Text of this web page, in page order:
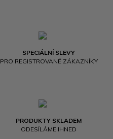
SPECIÁLNÍ SLEVY
PRO REGISTROVANÉ ZÁKAZNÍKY
PRODUKTY SKLADEM
ODESÍLÁME IHNED